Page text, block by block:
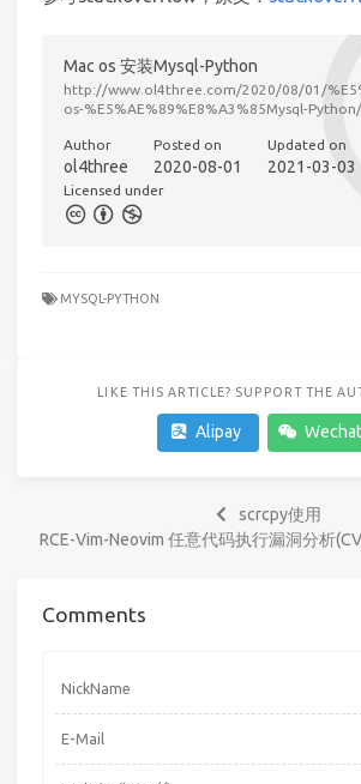
Mac os 安装Mysql-Python
http://www.ol4three.com/2020/08/01/
os-%E5%AE%89%E8%A3%85Mysql-Python/
Author
ol4three
Posted on
2020-08-01
Updated on
2021-03-03
Licensed under
MYSQL-PYTHON
LIKE THIS ARTICLE? SUPPORT THE
Alipay Wechat
scrcpy使用
RCE-Vim-Neovim 任意代码执行漏洞分析
Comments